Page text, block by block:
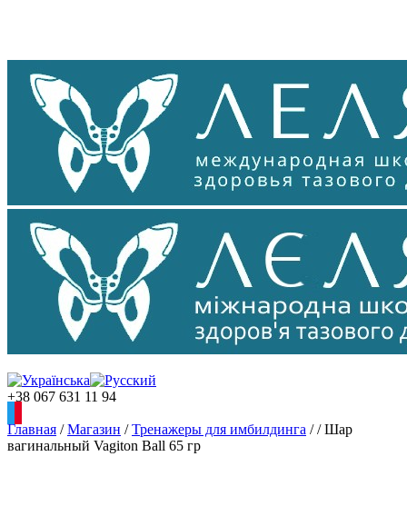
+38 067 631 11 94
Главная / Магазин / Тренажеры для имбилдинга / / Шар
вагинальный Vagiton Ball 65 гр